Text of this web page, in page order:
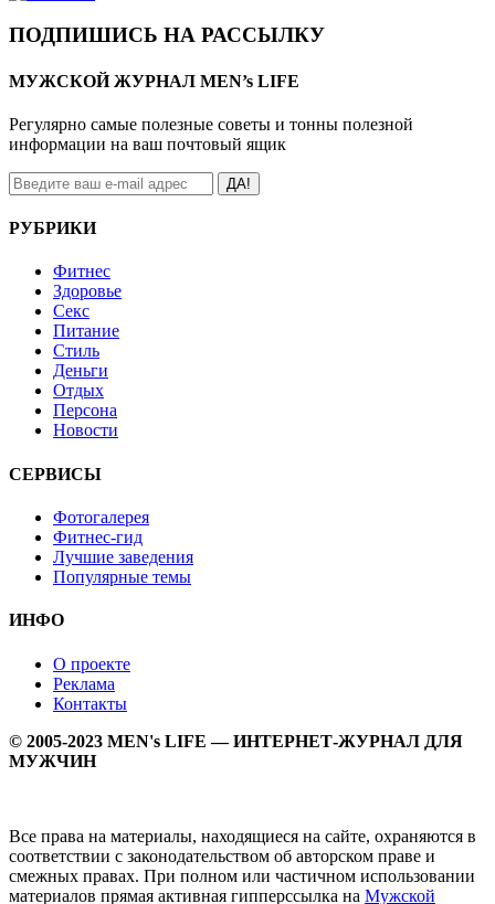
ПОДПИШИСЬ НА РАССЫЛКУ
МУЖСКОЙ ЖУРНАЛ MEN’s LIFE
Регулярно самые полезные советы и тонны полезной
информации на ваш почтовый ящик
ДА!
РУБРИКИ
Фитнес
Здоровье
Секс
Питание
Стиль
Деньги
Отдых
Персона
Новости
СЕРВИСЫ
Фотогалерея
Фитнес-гид
Лучшие заведения
Популярные темы
ИНФО
О проекте
Реклама
Контакты
© 2005-2023 MEN's LIFE — ИНТЕРНЕТ-ЖУРНАЛ ДЛЯ
МУЖЧИН
Все права на материалы, находящиеся на сайте, охраняются в
соответствии с законодательством об авторском праве и
смежных правах. При полном или частичном использовании
материалов прямая активная гипперссылка на Мужской